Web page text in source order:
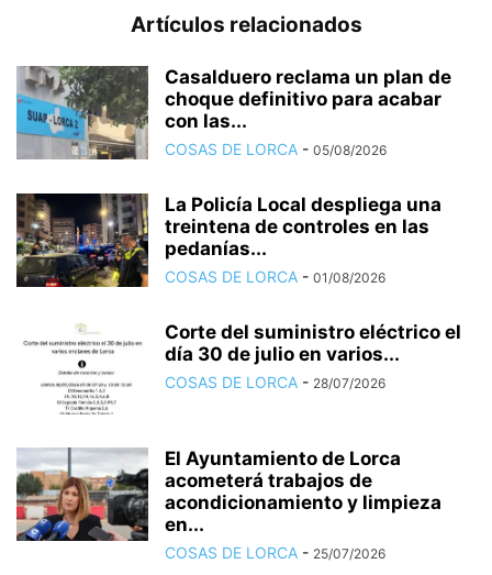
Artículos relacionados
Casalduero reclama un plan de
choque definitivo para acabar
con las...
COSAS DE LORCA - 05/08/2026
La Policía Local despliega una
treintena de controles en las
pedanías...
COSAS DE LORCA - 01/08/2026
Corte del suministro eléctrico el
día 30 de julio en varios...
COSAS DE LORCA - 28/07/2026
El Ayuntamiento de Lorca
acometerá trabajos de
acondicionamiento y limpieza
en...
COSAS DE LORCA - 25/07/2026